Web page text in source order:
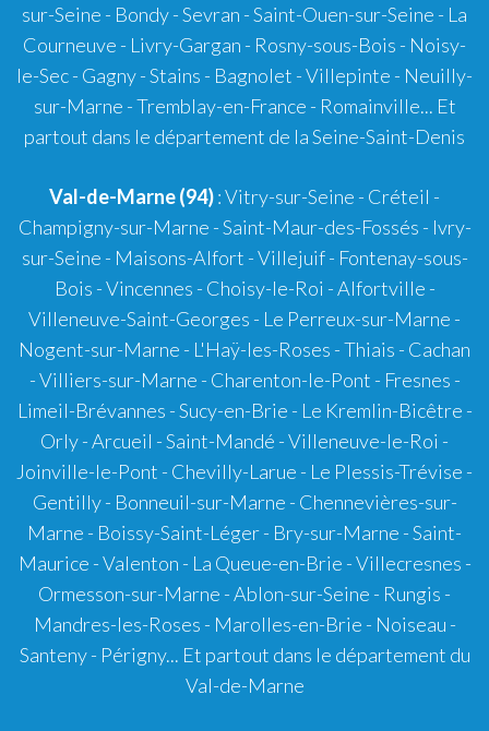
sur-Seine - Bondy - Sevran - Saint-Ouen-sur-Seine - La
Courneuve - Livry-Gargan - Rosny-sous-Bois - Noisy-
le-Sec - Gagny - Stains - Bagnolet - Villepinte - Neuilly-
sur-Marne - Tremblay-en-France - Romainville... Et
partout dans le département de la Seine-Saint-Denis
Val-de-Marne (94): Vitry-sur-Seine - Créteil -
Champigny-sur-Marne - Saint-Maur-des-Fossés - Ivry-
sur-Seine - Maisons-Alfort - Villejuif - Fontenay-sous-
Bois - Vincennes - Choisy-le-Roi - Alfortville -
Villeneuve-Saint-Georges - Le Perreux-sur-Marne -
Nogent-sur-Marne - L'Haÿ-les-Roses - Thiais - Cachan
- Villiers-sur-Marne - Charenton-le-Pont - Fresnes -
Limeil-Brévannes - Sucy-en-Brie - Le Kremlin-Bicêtre -
Orly - Arcueil - Saint-Mandé - Villeneuve-le-Roi -
Joinville-le-Pont - Chevilly-Larue - Le Plessis-Trévise -
Gentilly - Bonneuil-sur-Marne - Chennevières-sur-
Marne - Boissy-Saint-Léger - Bry-sur-Marne - Saint-
Maurice - Valenton - La Queue-en-Brie - Villecresnes -
Ormesson-sur-Marne - Ablon-sur-Seine - Rungis -
Mandres-les-Roses - Marolles-en-Brie - Noiseau -
Santeny - Périgny... Et partout dans le département du
Val-de-Marne